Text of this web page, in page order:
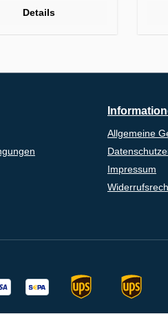
Details
Allgemeine
Impressum